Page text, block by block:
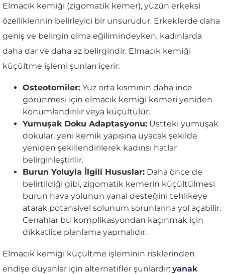
Elmacık kemiği (zigomatik kemer), yüzün erkeksi
özelliklerinin belirleyici bir unsurudur. Erkeklerde daha
geniş ve belirgin olma eğilimindeyken, kadınlarda
daha dar ve daha az belirgindir. Elmacık kemiği
küçültme işlemi şunları içerir:
Osteotomiler: Yüz orta kısmının daha ince
görünmesi için elmacık kemiği kemeri yeniden
konumlandırılır veya küçültülür.
Yumuşak Doku Adaptasyonu: Üstteki yumuşak
dokular, yeni kemik yapısına uyacak şekilde
yeniden şekillendirilerek kadınsı hatlar
belirginleştirilir.
Burun Yoluyla İlgili Hususlar: Daha önce de
belirtildiği gibi, zigomatik kemerin küçültülmesi
burun hava yolunun yanal desteğini tehlikeye
atarak potansiyel solunum sorunlarına yol açabilir.
Cerrahlar bu komplikasyondan kaçınmak için
dikkatlice planlama yapmalıdır.
Elmacık kemiği küçültme işleminin risklerinden
endişe duyanlar için alternatifler şunlardır: yanak